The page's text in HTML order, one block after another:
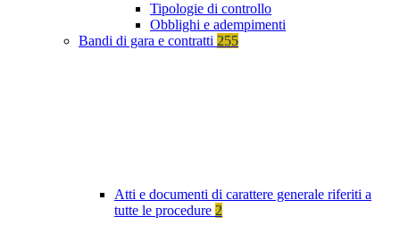
Tipologie di controllo
Obblighi e adempimenti
Bandi di gara e contratti 255
Atti e documenti di carattere generale riferiti a
tutte le procedure 2